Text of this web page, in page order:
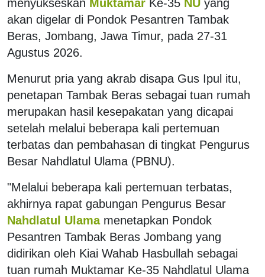
menyukseskan Muktamar Ke-35 NU yang
akan digelar di Pondok Pesantren Tambak
Beras, Jombang, Jawa Timur, pada 27-31
Agustus 2026.
Menurut pria yang akrab disapa Gus Ipul itu,
penetapan Tambak Beras sebagai tuan rumah
merupakan hasil kesepakatan yang dicapai
setelah melalui beberapa kali pertemuan
terbatas dan pembahasan di tingkat Pengurus
Besar Nahdlatul Ulama (PBNU).
"Melalui beberapa kali pertemuan terbatas,
akhirnya rapat gabungan Pengurus Besar
Nahdlatul Ulama menetapkan Pondok
Pesantren Tambak Beras Jombang yang
didirikan oleh Kiai Wahab Hasbullah sebagai
tuan rumah Muktamar Ke-35 Nahdlatul Ulama